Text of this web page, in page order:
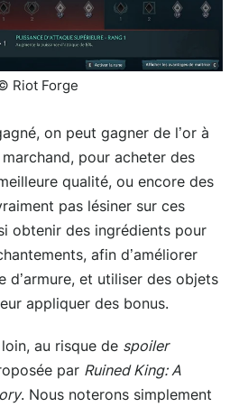
Riot Forge
on peut gagner de l’or à
marchand, pour acheter des
qualité, ou encore des
pas lésiner sur ces
obtenir des ingrédients pour
afin d’améliorer
d’armure, et utiliser des objets
appliquer des bonus.
au risque de spoiler
par Ruined King: A
. Nous noterons simplement